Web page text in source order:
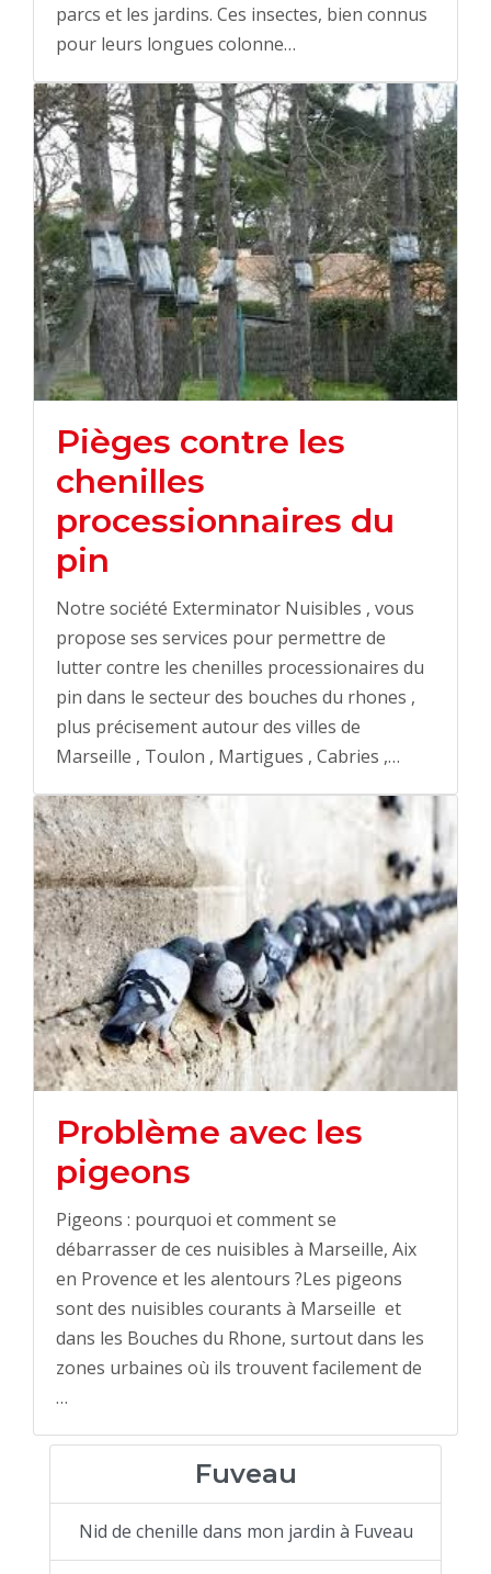
parcs et les jardins. Ces insectes, bien connus
pour leurs longues colonne…
Pièges contre les
chenilles
processionnaires du
pin
Notre société Exterminator Nuisibles , vous
propose ses services pour permettre de
lutter contre les chenilles processionaires du
pin dans le secteur des bouches du rhones ,
plus précisement autour des villes de
Marseille , Toulon , Martigues , Cabries ,…
Problème avec les
pigeons
Pigeons : pourquoi et comment se
débarrasser de ces nuisibles à Marseille, Aix
en Provence et les alentours ?Les pigeons
sont des nuisibles courants à Marseille et
dans les Bouches du Rhone, surtout dans les
zones urbaines où ils trouvent facilement de
…
Fuveau
Nid de chenille dans mon jardin à Fuveau